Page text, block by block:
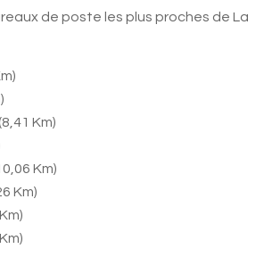
de poste les plus proches de La
Km)
Km)
Km)